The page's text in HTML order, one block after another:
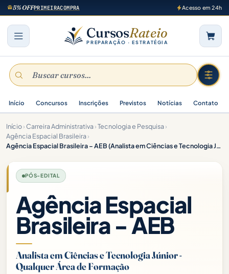
5% OFFPRIMEIRACOMPRA Acesso em 24h
CursosRateio
PREPARAÇÃO · ESTRATÉGIA
Início Concursos Inscrições Previstos Notícias Contato
Início› Carreira Administrativa›Tecnologia e Pesquisa›
Agência Espacial Brasileira›
Agência Espacial Brasileira – AEB (Analista em Ciências e Tecnologia Júnior – Qualquer Área de Formação) Pacotaço – Pacote Teórico + Pacote Passo
PÓS-EDITAL
Agência Espacial
Brasileira - AEB
Analista em Ciências e Tecnologia Júnior -
Qualquer Área de Formação